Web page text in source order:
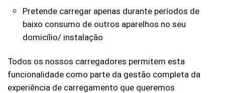
Pretende carregar apenas durante períodos de
baixo consumo de outros aparelhos no seu
domicílio/ instalação
Todos os nossos carregadores permitem esta
funcionalidade como parte da gestão completa da
experiência de carregamento que queremos